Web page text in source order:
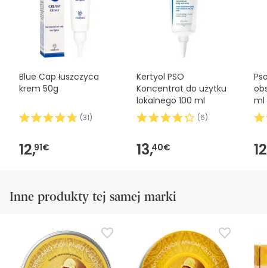
użyciem. W razie jakichkolwiek pytań dotyczących
bezpieczeństwa, prosimy o kontakt. Ponadto, jeśli chcesz,
możesz również zwrócić produkt, postępując
naszymi warunkami
Blue Cap łuszczyca
krem 50g
(31)
12,91€
Kertyol PSO
Koncentrat do użytku
lokalnego 100 ml
(6)
13,40€
ml
Inne produkty tej samej marki